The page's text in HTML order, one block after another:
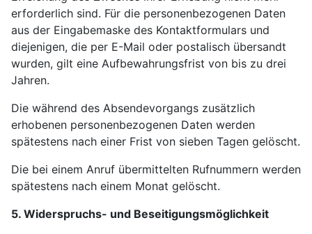
erforderlich sind. Für die personenbezogenen Daten
aus der Eingabemaske des Kontaktformulars und
diejenigen, die per E-Mail oder postalisch übersandt
wurden, gilt eine Aufbewahrungsfrist von bis zu drei
Jahren.
Die während des Absendevorgangs zusätzlich
erhobenen personenbezogenen Daten werden
spätestens nach einer Frist von sieben Tagen gelöscht.
Die bei einem Anruf übermittelten Rufnummern werden
spätestens nach einem Monat gelöscht.
5. Widerspruchs- und Beseitigungsmöglichkeit